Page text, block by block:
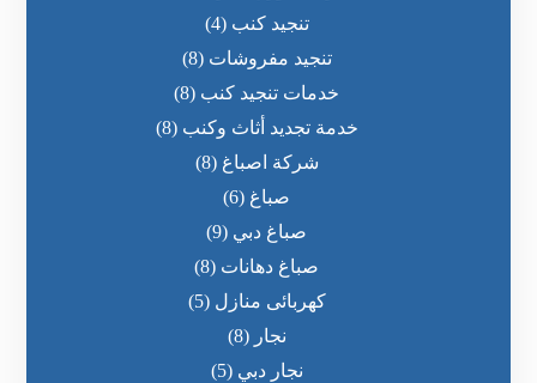
تنجيد كنب (4)
تنجيد مفروشات (8)
خدمات تنجيد كنب (8)
خدمة تجديد أثاث وكنب (8)
شركة اصباغ (8)
صباغ (6)
صباغ دبي (9)
صباغ دهانات (8)
كهربائى منازل (5)
نجار (8)
نجار دبي (5)